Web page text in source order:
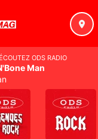
ODS RADIO
Man